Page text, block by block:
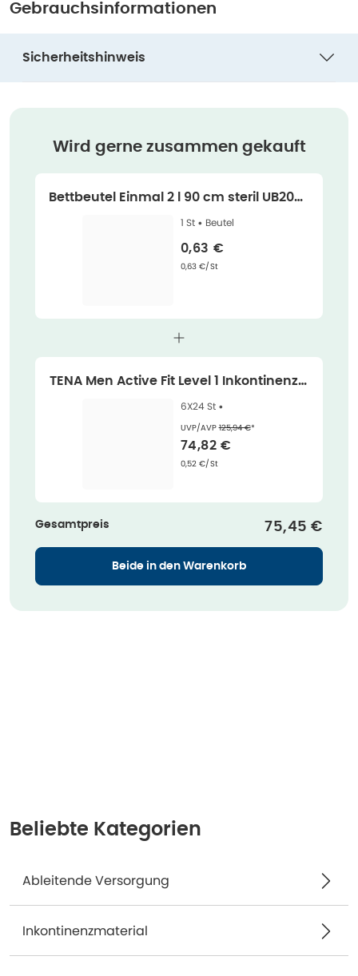
Gebrauchsinformationen
Sicherheitshinweis
Wird gerne zusammen gekauft
Bettbeutel Einmal 2 l 90 cm steril UB200 1
St1 St • Beutel
Verkaufspreis
0,63 €
Grundpreis
0,63 €/St
TENA Men Active Fit Level 1 Inkontinenzei
nlagen 6X24 St
6X24 St •
UVP/AVPEhemaliger Preis (U V P)
125,94 €*
Verkaufspreis
74,82 €
Grundpreis
0,52 €/St
Gesamtpreis 75,45 €
Beide in den Warenkorb
Beliebte Kategorien
Ableitende Versorgung
Inkontinenzmaterial